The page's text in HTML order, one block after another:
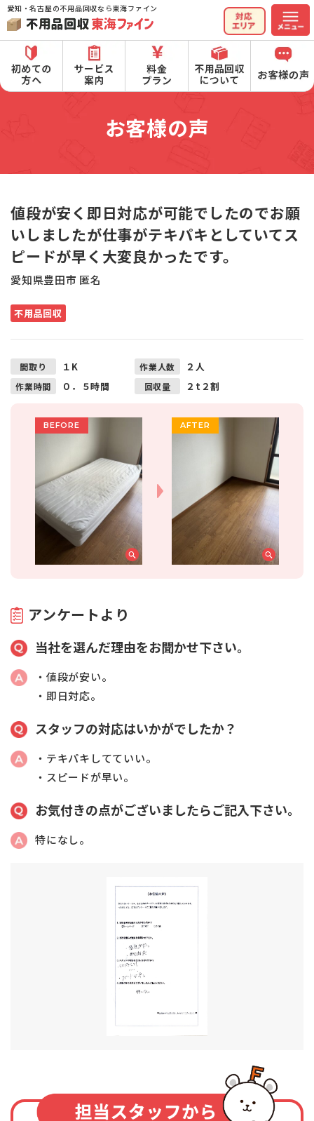
愛知・名古屋の不用品回収なら東海ファイン
お客様の声
値段が安く即日対応が可能でしたのでお願
いしましたが仕事がテキパキとしていてス
ピードが早く大変良かったです。
愛知県豊田市 匿名
不用品回収
間取り １K 作業人数 ２人
作業時間 ０．５時間 回収量 ２t２割
アンケートより
当社を選んだ理由をお聞かせ下さい。
・値段が安い。
・即日対応。
スタッフの対応はいかがでしたか？
・テキパキしてていい。
・スピードが早い。
お気付きの点がございましたらご記入下さい。
特になし。